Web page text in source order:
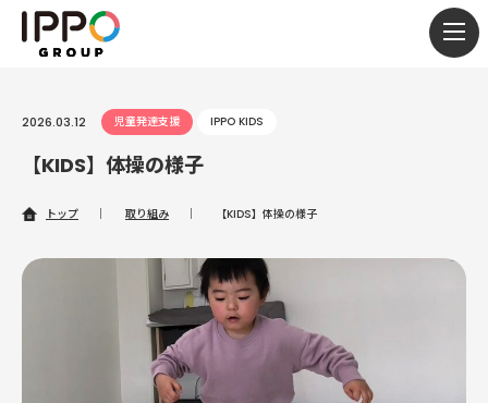
2026.03.12 児童発達支援 IPPO KIDS
【KIDS】体操の様子
トップ ｜ 取り組み ｜ 【KIDS】体操の様子